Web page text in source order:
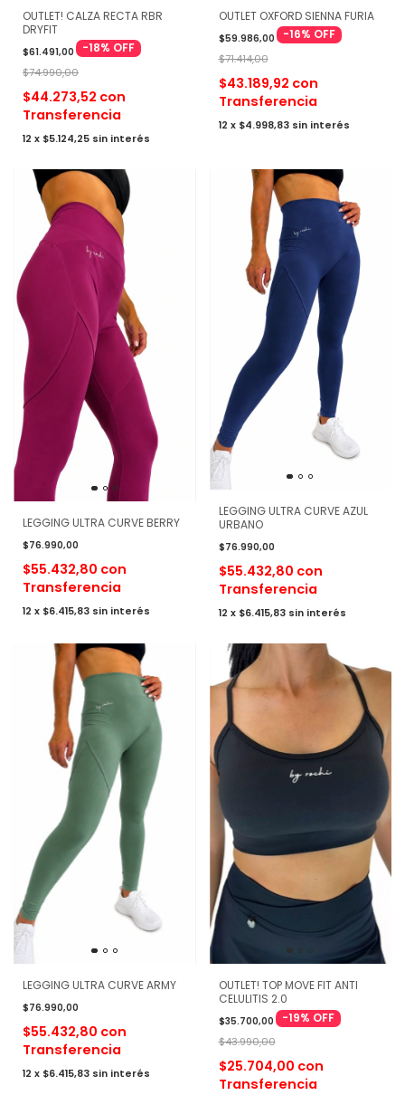
OUTLET! CALZA RECTA RBR
DRYFIT
$61.491,00 -18% OFF
$74.990,00
$44.273,52 con
Transferencia
12 x $5.124,25 sin interés
OUTLET OXFORD SIENNA FURIA
$59.986,00 -16% OFF
$71.414,00
$43.189,92 con
Transferencia
12 x $4.998,83 sin interés
LEGGING ULTRA CURVE BERRY
$76.990,00
$55.432,80 con
Transferencia
12 x $6.415,83 sin interés
LEGGING ULTRA CURVE AZUL
URBANO
$76.990,00
$55.432,80 con
Transferencia
12 x $6.415,83 sin interés
LEGGING ULTRA CURVE ARMY
$76.990,00
$55.432,80 con
Transferencia
12 x $6.415,83 sin interés
OUTLET! TOP MOVE FIT ANTI
CELULITIS 2.0
$35.700,00 -19% OFF
$43.990,00
$25.704,00 con
Transferencia